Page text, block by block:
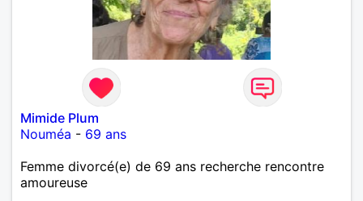
Mimide Plum
Nouméa - 69 ans
Femme divorcé(e) de 69 ans recherche rencontre
amoureuse